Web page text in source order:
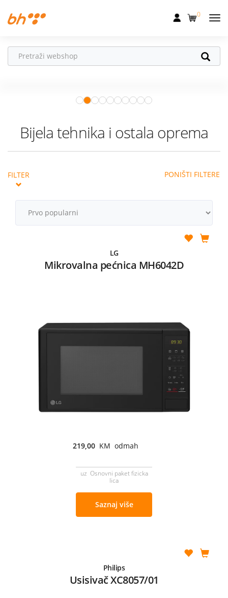
Fiksna
Uređaji
Akcije
Podrška
0
Apple Watch– vaš partner za
zdraviji i aktivniji život.
Bijela tehnika i ostala oprema
FILTER PONIŠTI FILTERE
LG
Mikrovalna pećnica MH6042D
219,00 KM odmah
uz Osnovni paket fizicka
lica
Saznaj više
Philips
Usisivač XC8057/01